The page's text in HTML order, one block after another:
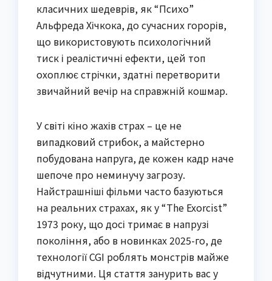
класичних шедеврів, як “Психо”
Альфреда Хічкока, до сучасних горорів,
що використовують психологічний
тиск і реалістичні ефекти, цей топ
охоплює стрічки, здатні перетворити
звичайний вечір на справжній кошмар.
У світі кіно жахів страх – це не
випадковий стрибок, а майстерно
побудована напруга, де кожен кадр наче
шепоче про неминучу загрозу.
Найстрашніші фільми часто базуються
на реальних страхах, як у “The Exorcist”
1973 року, що досі тримає в напрузі
покоління, або в новинках 2025-го, де
технології CGI роблять монстрів майже
відчутними. Ця стаття занурить вас у